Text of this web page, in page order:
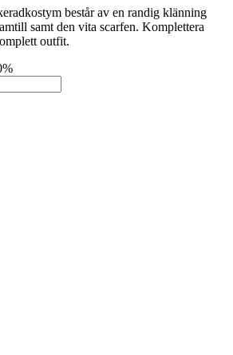
består av en randig klänning
samt den vita scarfen. Komplettera
outfit.